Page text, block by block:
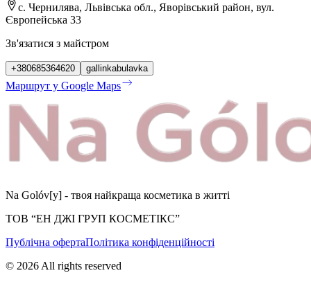
с. Чернилява, Львівська обл., Яворівський район, вул.
Європейська 33
Зв'язатися з майстром
+380685364620 gallinkabulavka
Маршрут у Google Maps
Na Golóv[y] - твоя найкраща косметика в житті
ТОВ “ЕН ДЖІ ГРУП КОСМЕТІКС”
Публічна офертаПолітика конфіденційності
© 2026 All rights reserved